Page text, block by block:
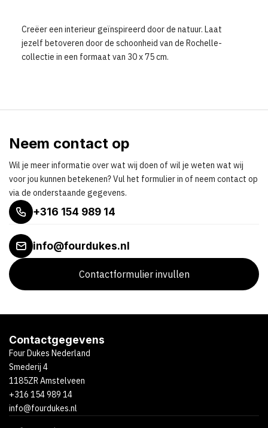
Creëer een interieur geïnspireerd door de natuur. Laat
jezelf betoveren door de schoonheid van de Rochelle-
collectie in een formaat van 30 x 75 cm.
Neem contact op
Wil je meer informatie over wat wij doen of wil je weten wat wij
voor jou kunnen betekenen? Vul het formulier in of neem contact op
via de onderstaande gegevens.
+316 154 989 14
info@fourdukes.nl
Contactformulier invullen
Contactgegevens
Four Dukes Nederland
Smederij 4
1185ZR Amstelveen
+316 154 989 14
info@fourdukes.nl